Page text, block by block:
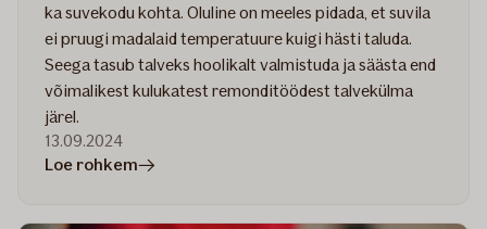
ka suvekodu kohta. Oluline on meeles pidada, et suvila
ei pruugi madalaid temperatuure kuigi hästi taluda.
Seega tasub talveks hoolikalt valmistuda ja säästa end
võimalikest kulukatest remonditöödest talvekülma
järel.
13.09.2024
Loe rohkemartiklis